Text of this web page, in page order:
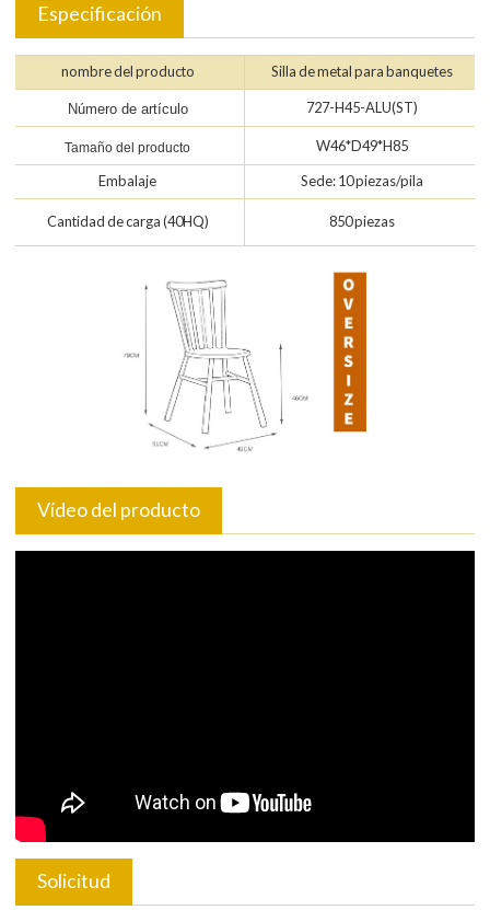
Especificación
nombre del producto Silla de metal para banquetes
Número de artículo 727-H45-ALU(ST)
Tamaño del producto W46*D49*H85
Embalaje Sede: 10 piezas/pila
Cantidad de carga (40HQ) 850 piezas
Vídeo del producto
Solicitud